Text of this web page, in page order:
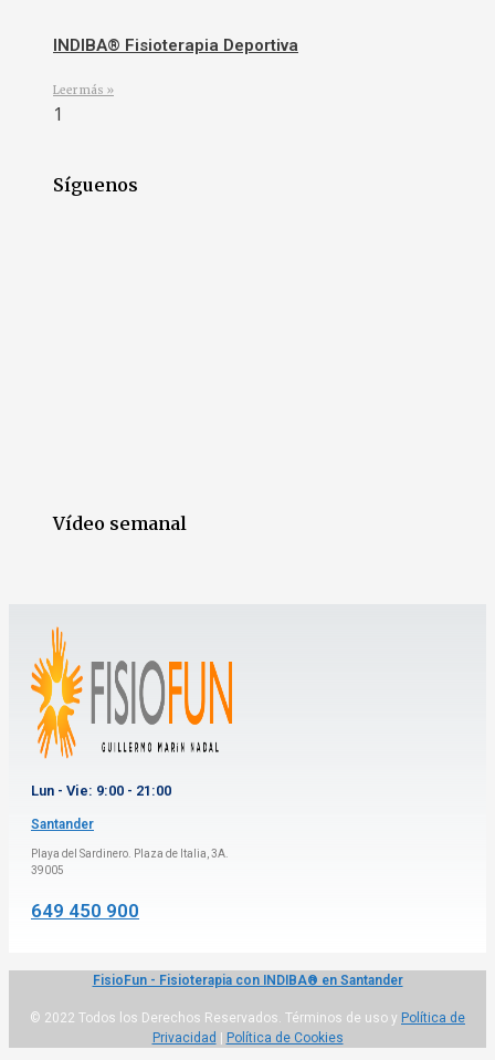
INDIBA® Fisioterapia Deportiva
Leer más »
Síguenos
Vídeo semanal
Lun - Vie: 9:00 - 21:00
Santander
Playa del Sardinero. Plaza de Italia, 3A.
39005
649 450 900
FisioFun - Fisioterapia con INDIBA® en Santander
© 2022 Todos los Derechos Reservados. Términos de uso y Política de
Privacidad | Política de Cookies